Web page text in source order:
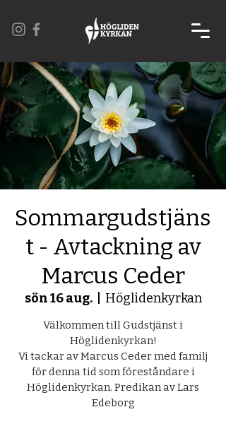
Sommargudstjäns
t - Avtackning av
Marcus Ceder
sön 16 aug.
  |
Höglidenkyrkan
Välkommen till Gudstjänst i
Höglidenkyrkan!
Vi tackar av Marcus Ceder med familj
för denna tid som föreståndare i
Höglidenkyrkan. Predikan av Lars
Edeborg